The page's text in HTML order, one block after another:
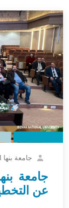
جامعة بنها
جامعة
عن